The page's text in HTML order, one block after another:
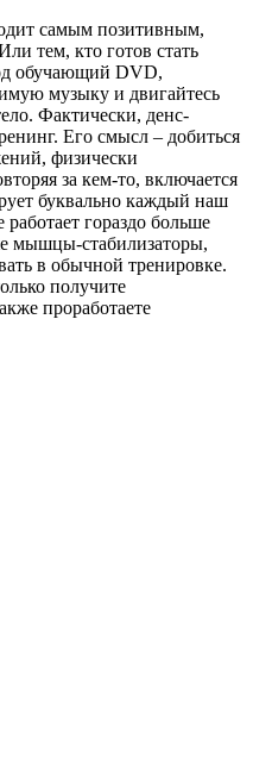
самым позитивным,
тем, кто готов стать
обучающий DVD,
музыку и двигайтесь
Фактически, денс-
Его смысл – добиться
физически
за кем-то, включается
буквально каждый наш
гораздо больше
мышцы-стабилизаторы,
в обычной тренировке.
получите
проработаете